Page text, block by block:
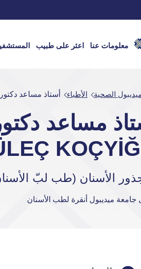
معلومات عنا اعثر على طبيب
الصحية الأطباء أستاذ مساعد دكتور KAMURAN İSEN DEVLET GÜLEÇ KOÇYİĞİT
الأسنان (طب لبّ
ميديبول أنقرة لطب الأسنان